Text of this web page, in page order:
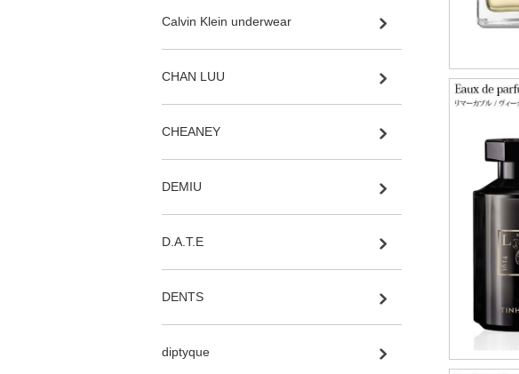
Calvin Klein underwear
CHAN LUU
CHEANEY
DEMIU
D.A.T.E
DENTS
diptyque